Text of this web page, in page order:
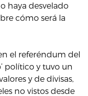
haya desvelado
cómo será la
el referéndum del
político y tuvo un
y de divisas,
no vistos desde